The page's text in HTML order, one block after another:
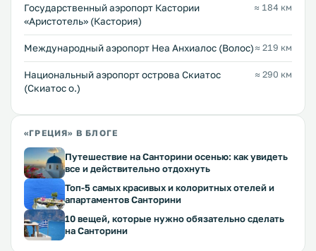
Государственный аэропорт Кастории
«Аристотель» (Кастория)
≈ 184 км
Международный аэропорт Неа Анхиалос (Волос) ≈ 219 км
Национальный аэропорт острова Скиатос
(Скиатос о.)
≈ 290 км
«ГРЕЦИЯ» В БЛОГЕ
Путешествие на Санторини осенью: как увидеть
все и действительно отдохнуть
Топ-5 самых красивых и колоритных отелей и
апартаментов Санторини
10 вещей, которые нужно обязательно сделать
на Санторини